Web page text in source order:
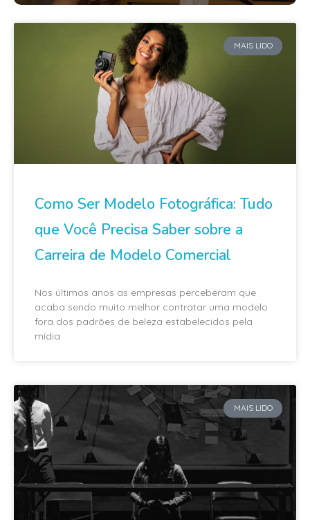
MAIS LIDO
Como Ser Modelo Fotográfica: Tudo
que Você Precisa Saber sobre a
Carreira de Modelo Comercial
Nos últimos anos as empresas perceberam que
acaba sendo muito melhor contratar uma modelo
fora dos padrões de beleza estabelecidos pela
mídia
MAIS LIDO